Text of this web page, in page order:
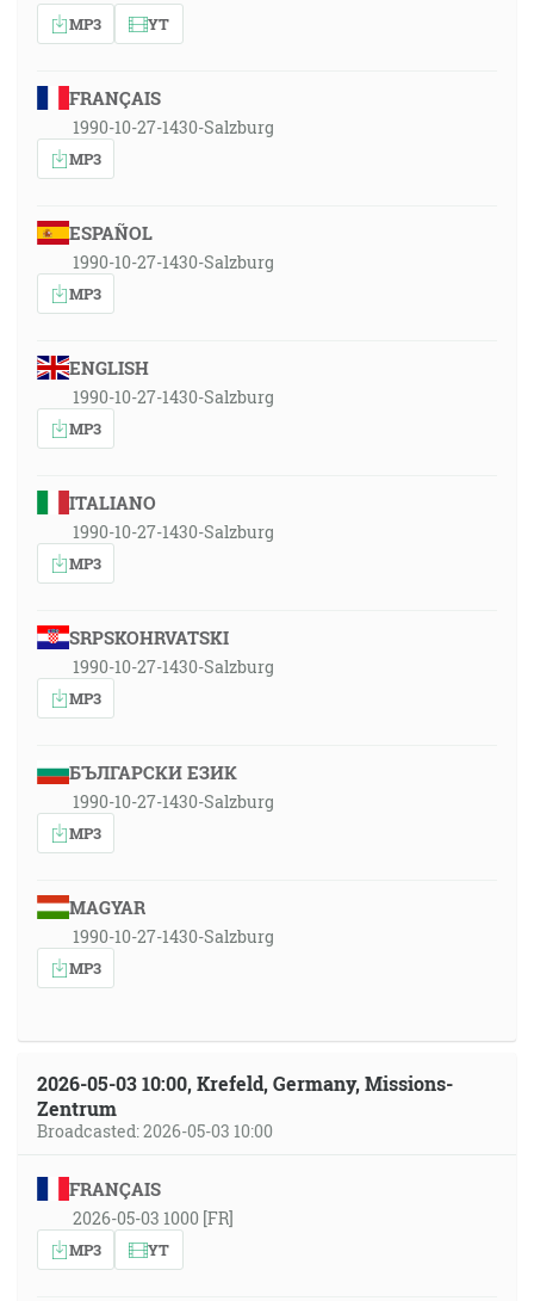
MP3 YT
FRANÇAIS
1990-10-27-1430-Salzburg
MP3
ESPAÑOL
1990-10-27-1430-Salzburg
MP3
ENGLISH
1990-10-27-1430-Salzburg
MP3
ITALIANO
1990-10-27-1430-Salzburg
MP3
SRPSKOHRVATSKI
1990-10-27-1430-Salzburg
MP3
БЪЛГАРСКИ ЕЗИК
1990-10-27-1430-Salzburg
MP3
MAGYAR
1990-10-27-1430-Salzburg
MP3
2026-05-03 10:00, Krefeld, Germany, Missions-
Zentrum
Broadcasted: 2026-05-03 10:00
FRANÇAIS
2026-05-03 1000 [FR]
MP3 YT